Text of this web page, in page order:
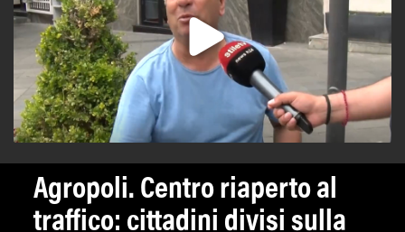
Agropoli. Centro riaperto al
traffico: cittadini divisi sulla